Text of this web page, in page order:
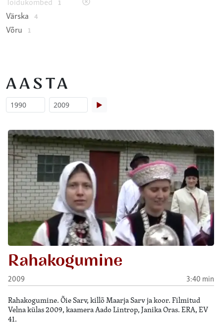
Värska 4
Võru 1
AASTA
▶
Rahakogumine
2009 3:40 min
Rahakogumine. Õie Sarv, killõ Maarja Sarv ja koor. Filmitud
Velna külas 2009, kaamera Aado Lintrop, Janika Oras. ERA, EV
41.